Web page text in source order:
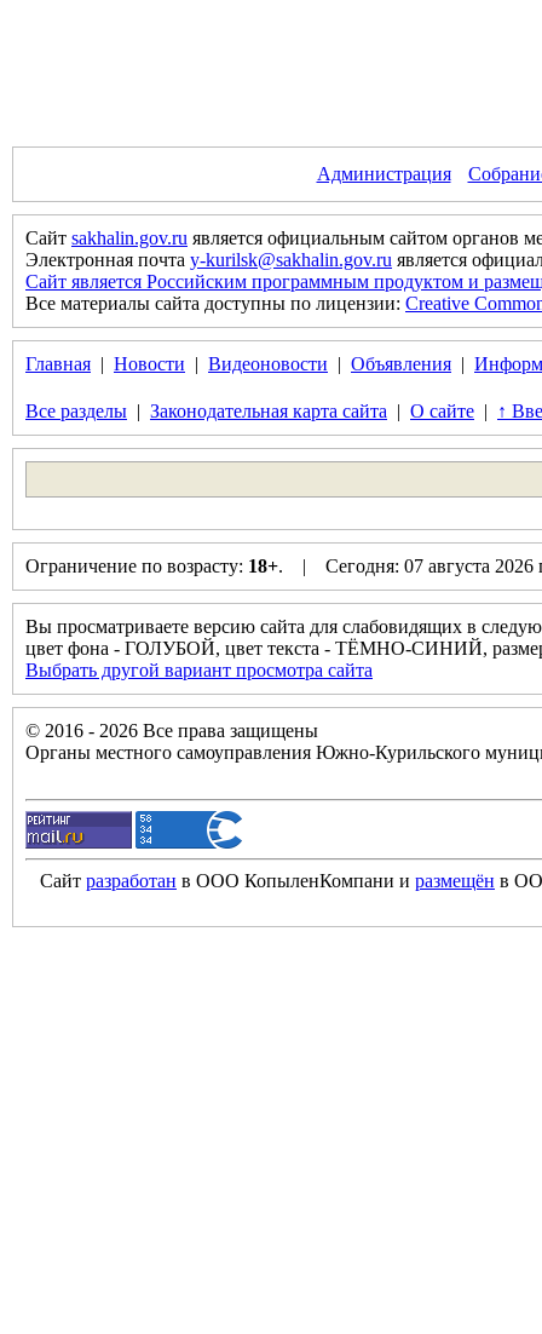
Администрация
Сайт sakhalin.gov.ru является официальным сайтом органов
Электронная почта y-kurilsk@sakhalin.gov.ru является
Сайт является Российским программным продуктом и
Все материалы сайта доступны по лицензии: Creative
Главная | Новости | Видеоновости | Объявления |
Все разделы | Законодательная карта сайта | О сайте | ↑
Ограничение по возрасту: 18+. | Сегодня: 07 августа
Вы просматриваете версию сайта для слабовидящих в
цвет фона - ГОЛУБОЙ, цвет текста - ТЁМНО-СИНИЙ,
Выбрать другой вариант просмотра сайта
© 2016 - 2026 Все права защищены
Органы местного самоуправления Южно-Курильского
Сайт разработан в ООО КопыленКомпани и размещён в